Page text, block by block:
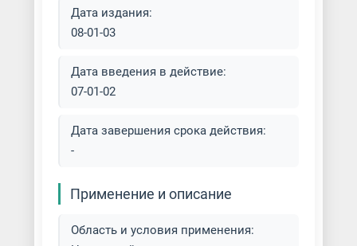
Дата издания:
08-01-03
Дата введения в действие:
07-01-02
Дата завершения срока действия:
-
Применение и описание
Область и условия применения: